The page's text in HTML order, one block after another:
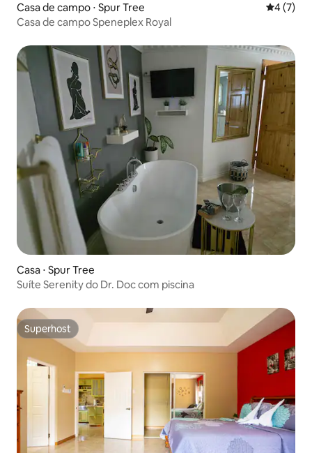
Casa de campo ⋅ Spur Tree 4 de
4 (7)
Casa de campo Speneplex Royal
Casa ⋅ Spur Tree
Suíte Serenity do Dr. Doc com piscina
Superhost
Superhost